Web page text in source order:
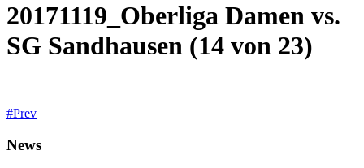
20171119_Oberliga Damen vs.
SG Sandhausen (14 von 23)
Prev
News